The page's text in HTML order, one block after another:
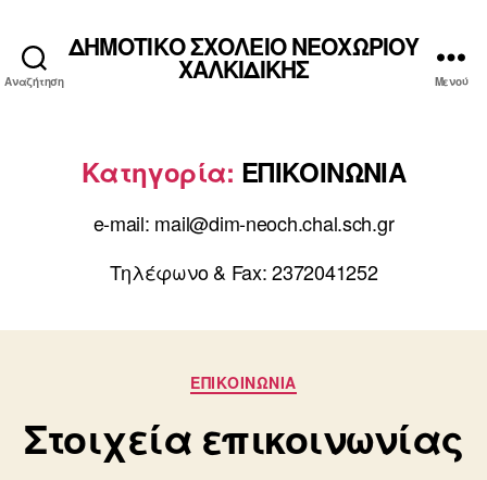
Αναζήτηση
ΔΗΜΟΤΙΚΟ ΣΧΟΛΕΙΟ ΝΕΟΧΩΡΙΟΥ
ΧΑΛΚΙΔΙΚΗΣ Μενού
Κατηγορία: ΕΠΙΚΟΙΝΩΝΙΑ
e-mail: mail@dim-neoch.chal.sch.gr
Τηλέφωνο & Fax: 2372041252
Κατηγορίες
ΕΠΙΚΟΙΝΩΝΙΑ
Στοιχεία επικοινωνίας